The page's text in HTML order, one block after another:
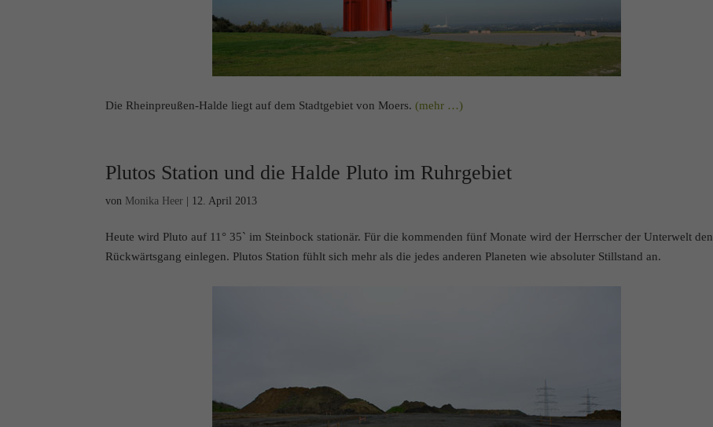
Die Rheinpreußen-Halde liegt auf dem Stadtgebiet von Moers.(mehr …)
Plutos Station und die Halde Pluto im Ruhrgebiet
von Monika Heer 12. April 2013
Heute wird Pluto auf 11° 35` im Steinbock stationär. Für die kommenden fünf Monate wird der Herrscher der Unterwelt den
Rückwärtsgang einlegen. Plutos Station fühlt sich mehr als die jedes anderen Planeten wie absoluter Stillstand an.